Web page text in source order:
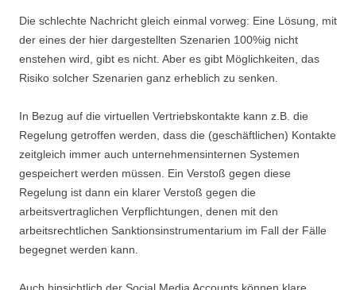
Die schlechte Nachricht gleich einmal vorweg: Eine Lösung, mit
der eines der hier dargestellten Szenarien 100%ig nicht
enstehen wird, gibt es nicht. Aber es gibt Möglichkeiten, das
Risiko solcher Szenarien ganz erheblich zu senken.
In Bezug auf die virtuellen Vertriebskontakte kann z.B. die
Regelung getroffen werden, dass die (geschäftlichen) Kontakte
zeitgleich immer auch unternehmensinternen Systemen
gespeichert werden müssen. Ein Verstoß gegen diese
Regelung ist dann ein klarer Verstoß gegen die
arbeitsvertraglichen Verpflichtungen, denen mit den
arbeitsrechtlichen Sanktionsinstrumentarium im Fall der Fälle
begegnet werden kann.